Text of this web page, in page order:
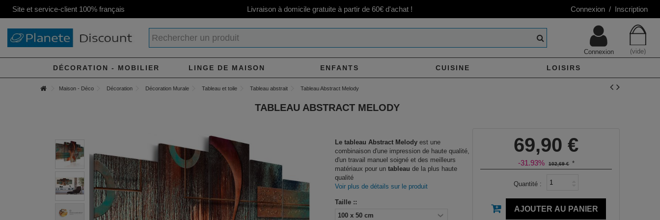
Site et service-client 100% français Livraison à domicile gratuite à partir de 60€ d'achat ! Connexion / Inscription
(vide)
Connexion
DÉCORATION - MOBILIER LINGE DE MAISON ENFANTS CUISINE LOISIRS
Maison - Déco Décoration Décoration Murale Tableau et toile Tableau abstrait Tableau Abstract Melody
TABLEAU ABSTRACT MELODY
Le tableau Abstract Melody est une
combinaison d'une impression de haute qualité,
d'un travail manuel soigné et des meilleurs
matériaux pour un tableau de la plus haute
qualité
Voir plus de détails sur le produit
Taille ::
69,90 €
-31.93% 102,69 € *
Quantité :
AJOUTER AU PANIER